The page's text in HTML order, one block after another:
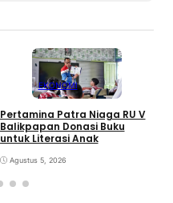
EKONOMI
Pertamina Patra Niaga RU V
Balikpapan Donasi Buku
untuk Literasi Anak
Agustus 5, 2026